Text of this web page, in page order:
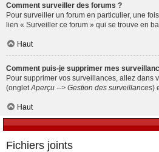
Comment surveiller des forums ?
Pour surveiller un forum en particulier, une
lien « Surveiller ce forum » qui se trouve en
Haut
Comment puis-je supprimer mes
Pour supprimer vos surveillances, allez dans
(onglet Aperçu --> Gestion des surveillances)
Haut
Fichiers joints